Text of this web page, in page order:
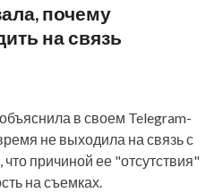
почему
на связь
в своем Telegram-
не выходила на связь с
причиной ее "отсутствия"
на съемках.